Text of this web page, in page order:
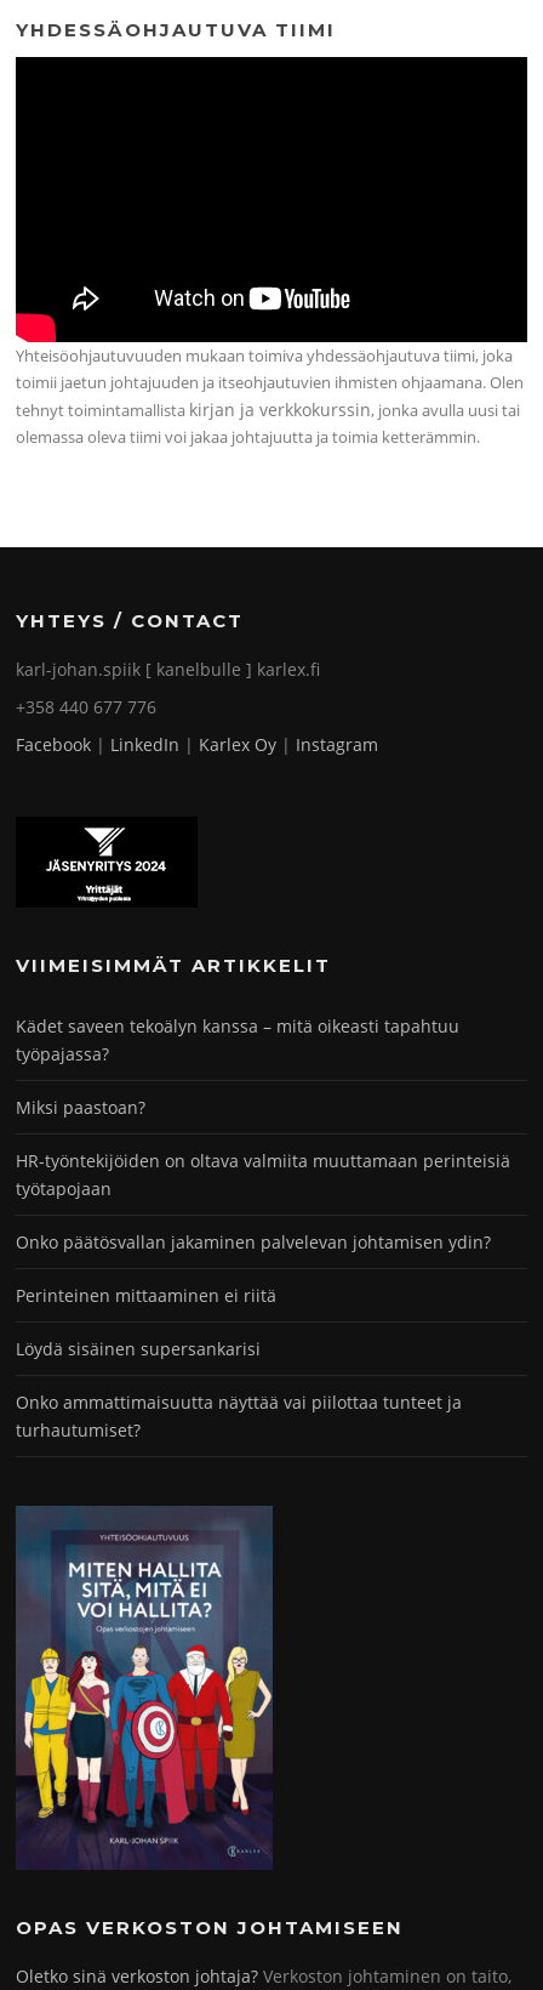
YHDESSÄOHJAUTUVA TIIMI
Yhteisöohjautuvuuden mukaan toimiva yhdessäohjautuva tiimi, joka
toimii jaetun johtajuuden ja itseohjautuvien ihmisten ohjaamana. Olen
tehnyt toimintamallista kirjan ja verkkokurssin, jonka avulla uusi tai
olemassa oleva tiimi voi jakaa johtajuutta ja toimia ketterämmin.
YHTEYS / CONTACT
karl-johan.spiik [ kanelbulle ] karlex.fi
+358 440 677 776
Facebook | LinkedIn | Karlex Oy | Instagram
VIIMEISIMMÄT ARTIKKELIT
Kädet saveen tekoälyn kanssa – mitä oikeasti tapahtuu
työpajassa?
Miksi paastoan?
HR-työntekijöiden on oltava valmiita muuttamaan perinteisiä
työtapojaan
Onko päätösvallan jakaminen palvelevan johtamisen ydin?
Perinteinen mittaaminen ei riitä
Löydä sisäinen supersankarisi
Onko ammattimaisuutta näyttää vai piilottaa tunteet ja
turhautumiset?
OPAS VERKOSTON JOHTAMISEEN
Oletko sinä verkoston johtaja? Verkoston johtaminen on taito,